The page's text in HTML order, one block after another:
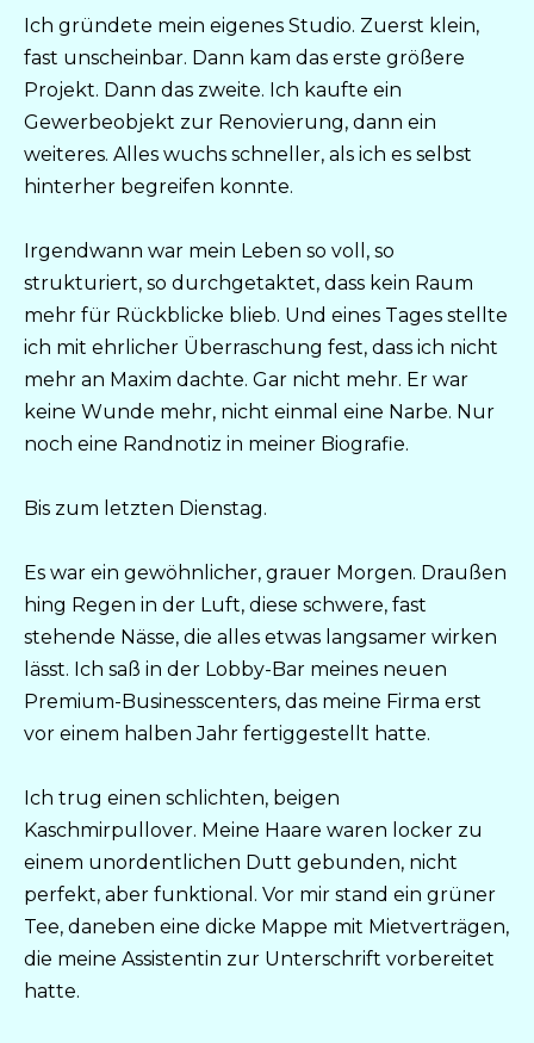
Ich gründete mein eigenes Studio. Zuerst klein,
fast unscheinbar. Dann kam das erste größere
Projekt. Dann das zweite. Ich kaufte ein
Gewerbeobjekt zur Renovierung, dann ein
weiteres. Alles wuchs schneller, als ich es selbst
hinterher begreifen konnte.
Irgendwann war mein Leben so voll, so
strukturiert, so durchgetaktet, dass kein Raum
mehr für Rückblicke blieb. Und eines Tages stellte
ich mit ehrlicher Überraschung fest, dass ich nicht
mehr an Maxim dachte. Gar nicht mehr. Er war
keine Wunde mehr, nicht einmal eine Narbe. Nur
noch eine Randnotiz in meiner Biografie.
Bis zum letzten Dienstag.
Es war ein gewöhnlicher, grauer Morgen. Draußen
hing Regen in der Luft, diese schwere, fast
stehende Nässe, die alles etwas langsamer wirken
lässt. Ich saß in der Lobby-Bar meines neuen
Premium-Businesscenters, das meine Firma erst
vor einem halben Jahr fertiggestellt hatte.
Ich trug einen schlichten, beigen
Kaschmirpullover. Meine Haare waren locker zu
einem unordentlichen Dutt gebunden, nicht
perfekt, aber funktional. Vor mir stand ein grüner
Tee, daneben eine dicke Mappe mit Mietverträgen,
die meine Assistentin zur Unterschrift vorbereitet
hatte.